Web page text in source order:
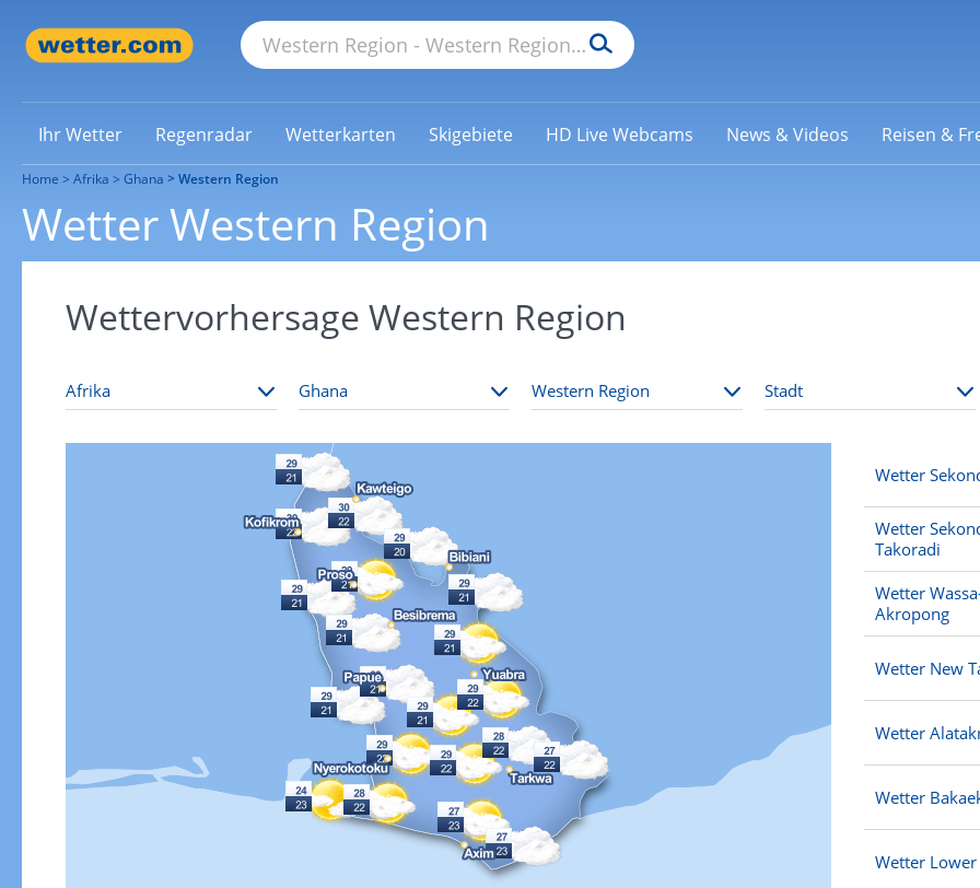
Ihr Wetter Regenradar Wetterkarten Skigebiete HD Live Webcams News & Videos Reisen &
Home Afrika Ghana Western Region
Wetter Western Region
Wettervorhersage Western Region
Wetter
Wetter
Takoradi
Wetter
Akropong
Wetter New
Wetter
Wetter
Wetter Lower